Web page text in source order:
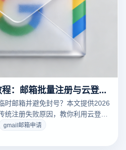
创建谷歌临时邮箱教程：邮箱批量注册与云登指纹浏览器防关联实战
时邮箱并避免封号？本文提供2026
统注册失败原因，教你利用云登指
模拟技术，实现高成功率的谷歌账
获取防关联黑科技！
gmail邮箱申请